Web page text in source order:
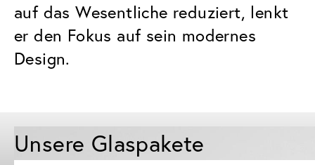
auf das Wesentliche reduziert, lenkt
er den Fokus auf sein modernes
Design.
Unsere Glaspakete